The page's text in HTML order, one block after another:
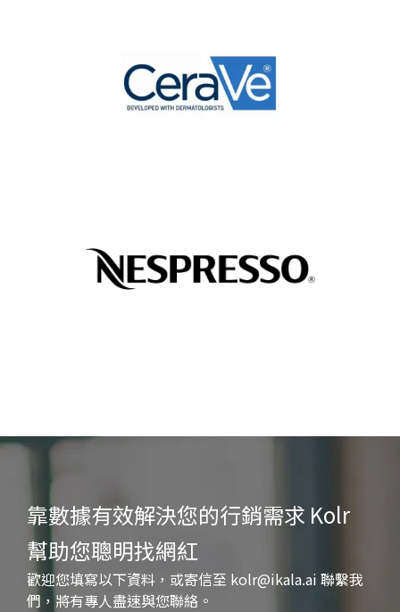
靠數據有效解決您的行銷需求 Kolr
幫助您聰明找網紅
歡迎您填寫以下資料，或寄信至 kolr@ikala.ai 聯繫我
們，將有專人盡速與您聯絡。